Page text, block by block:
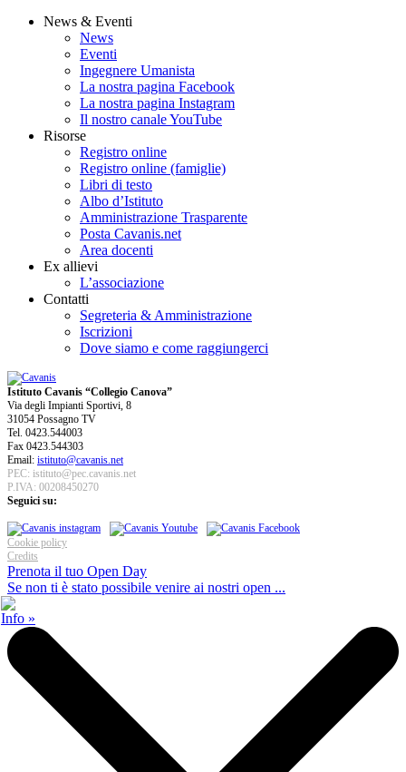
News & Eventi
News
Eventi
Ingegnere Umanista
La nostra pagina Facebook
La nostra pagina Instagram
Il nostro canale YouTube
Risorse
Registro online
Registro online (famiglie)
Libri di testo
Albo d’Istituto
Amministrazione Trasparente
Posta Cavanis.net
Area docenti
Ex allievi
L’associazione
Contatti
Segreteria & Amministrazione
Iscrizioni
Dove siamo e come raggiungerci
Istituto Cavanis “Collegio Canova”
Via degli Impianti Sportivi, 8
31054 Possagno TV
Tel. 0423.544003
Fax 0423.544303
Email: istituto@cavanis.net
PEC: istituto@pec.cavanis.net
P.IVA: 00208450270
Seguici su:
Cookie policy
Credits
Prenota il tuo Open Day
Se non ti è stato possibile venire ai nostri open ...
Info »